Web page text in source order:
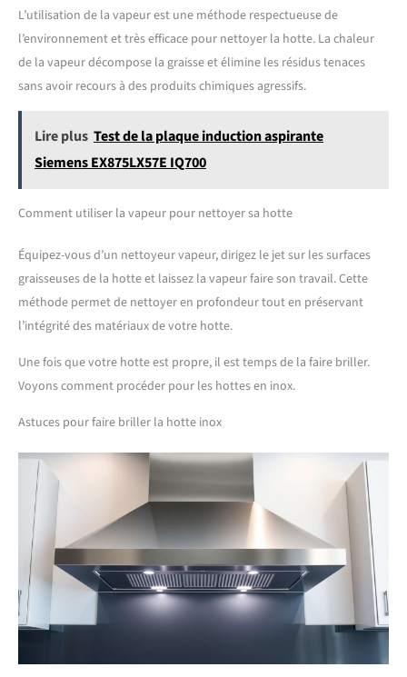
L’utilisation de la vapeur est une méthode respectueuse de
l’environnement et très efficace pour nettoyer la hotte. La chaleur
de la vapeur décompose la graisse et élimine les résidus tenaces
sans avoir recours à des produits chimiques agressifs.
Lire plus Test de la plaque induction aspirante
Siemens EX875LX57E IQ700
Comment utiliser la vapeur pour nettoyer sa hotte
Équipez-vous d’un nettoyeur vapeur, dirigez le jet sur les surfaces
graisseuses de la hotte et laissez la vapeur faire son travail. Cette
méthode permet de nettoyer en profondeur tout en préservant
l’intégrité des matériaux de votre hotte.
Une fois que votre hotte est propre, il est temps de la faire briller.
Voyons comment procéder pour les hottes en inox.
Astuces pour faire briller la hotte inox